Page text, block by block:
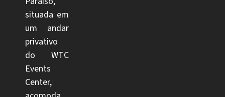
situada em
um andar
privativo
do WTC
Events
Center,